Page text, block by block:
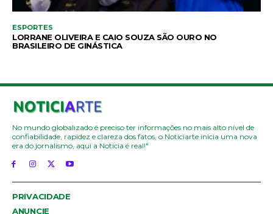
ESPORTES
LORRANE OLIVEIRA E CAIO SOUZA SÃO OURO NO
BRASILEIRO DE GINÁSTICA
No mundo globalizado é preciso ter informações no mais alto nível de
confiabilidade, rapidez e clareza dos fatos, o Noticiarte inicia uma nova
era do jornalismo, aqui a Noticia é real!"
PRIVACIDADE
ANUNCIE